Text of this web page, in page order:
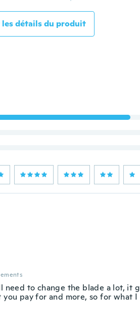
les détails du produit
to change the blade a lot, it
pay for and more, so for what